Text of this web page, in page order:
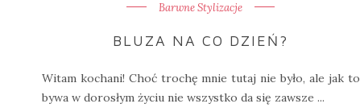
Barwne Stylizacje
BLUZA NA CO DZIEŃ?
Witam kochani! Choć trochę mnie tutaj nie było, ale jak to
bywa w dorosłym życiu nie wszystko da się zawsze ...